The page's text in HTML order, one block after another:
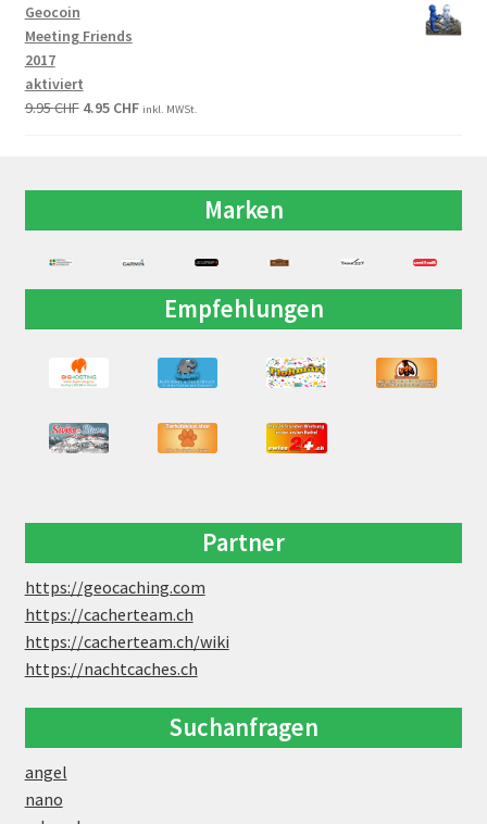
Geocoin
Meeting Friends
2017
aktiviert
9.95CHF 4.95 CHF inkl. MWSt.
Marken
Empfehlungen
Partner
https://geocaching.com
https://cacherteam.ch
https://cacherteam.ch/wiki
https://nachtcaches.ch
Suchanfragen
angel
nano